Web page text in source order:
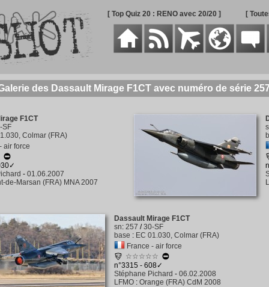
[ Top Quiz 20 : RENO avec 20/20 ] [
des Dassault Mirage F1CT avec numéro de série 257
F1CT
SF
Colmar (FRA)
air force
- 01.06.2007
de-Marsan (FRA) MNA 2007
Dassault Mirage F1CT
sn: 257 /30-SF
base : EC 01.030, Colmar (FRA)
France - air force
☆☆☆☆☆
n°3315 - 608✓
Stéphane Pichard - 06.02.2008
LFMO: Orange (FRA) CdM 2008